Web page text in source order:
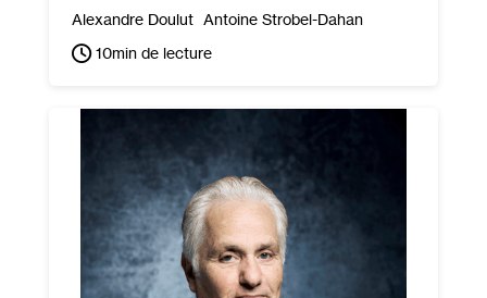
Alexandre Doulut Antoine Strobel-Dahan
10min de lecture